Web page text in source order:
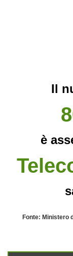
Il
è
Fonte: Ministero